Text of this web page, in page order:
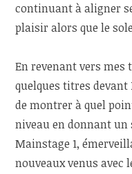
continuant à aligner
plaisir alors que le
En revenant vers mes
quelques titres devant
de montrer à quel
niveau en donnant
Mainstage 1,
nouveaux venus avec